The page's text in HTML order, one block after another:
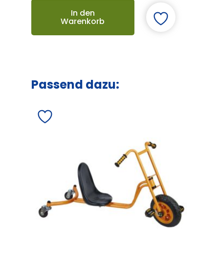
In den
Warenkorb
Passend dazu: